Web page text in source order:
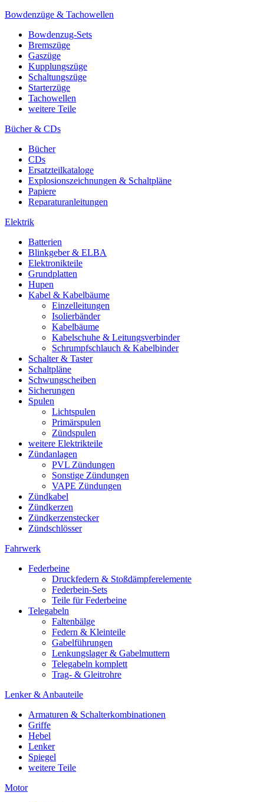
Bowdenzüge & Tachowellen
Bowdenzug-Sets
Bremszüge
Gaszüge
Kupplungszüge
Schaltungszüge
Starterzüge
Tachowellen
weitere Teile
Bücher & CDs
Bücher
CDs
Ersatzteilkataloge
Explosionszeichnungen & Schaltpläne
Papiere
Reparaturanleitungen
Elektrik
Batterien
Blinkgeber & ELBA
Elektronikteile
Grundplatten
Hupen
Kabel & Kabelbäume
Einzelleitungen
Isolierbänder
Kabelbäume
Kabelschuhe & Leitungsverbinder
Schrumpfschlauch & Kabelbinder
Schalter & Taster
Schaltpläne
Schwungscheiben
Sicherungen
Spulen
Lichtspulen
Primärspulen
Zündspulen
weitere Elektrikteile
Zündanlagen
PVL Zündungen
Sonstige Zündungen
VAPE Zündungen
Zündkabel
Zündkerzen
Zündkerzenstecker
Zündschlösser
Fahrwerk
Federbeine
Druckfedern & Stoßdämpferelemente
Federbein-Sets
Teile für Federbeine
Telegabeln
Faltenbälge
Federn & Kleinteile
Gabelführungen
Lenkungslager & Gabelmuttern
Telegabeln komplett
Trag- & Gleitrohre
Lenker & Anbauteile
Armaturen & Schalterkombinationen
Griffe
Hebel
Lenker
Spiegel
weitere Teile
Motor